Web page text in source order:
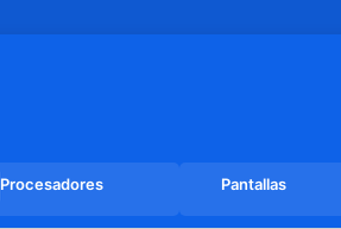
Procesadores Pantallas